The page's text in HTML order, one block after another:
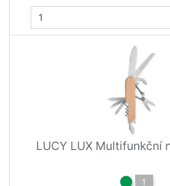
LUCY LUX Multifunkční
1